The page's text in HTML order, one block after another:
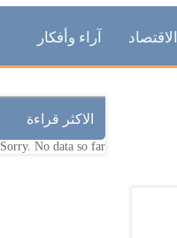
الاقتصاد آراء وأفكار
الاكثر قراءة
Sorry. No data so far.